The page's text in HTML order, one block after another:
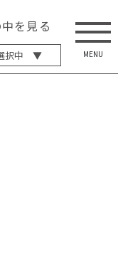
を見る
択中 ▼
MENU